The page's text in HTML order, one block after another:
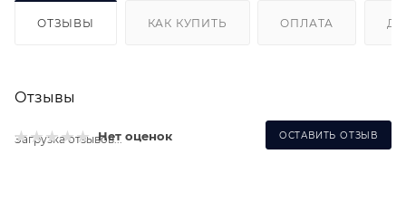
ОТЗЫВЫ КАК КУПИТЬ ОПЛАТА
Отзывы
Нет оценок ОСТАВИТЬ ОТЗЫВ
Загрузка отзывов...